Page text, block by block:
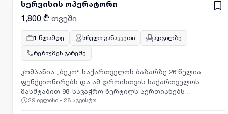
სერვისის ოპერატორი
1,800 ₾ თვეში
1 წლამდე სრული განაკვეთი
ადგილზე
რეზიუმეს გარეშე
კომპანია „ბეკო“ საქართველოს ბაზარზე 26 წელია
ფუნქციონირებს და ამ დროისთვის საქართველოს
მასშტაბით 98-სავაჭრო წერტილს აერთიანებს
.კომპანიას გამოარჩევს: კადრების პროფესიონალიზმი,
29 ივლისი - 28 აგვისტო